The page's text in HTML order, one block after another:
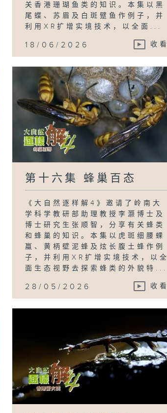
关香港珊瑚鱼类的知识。本集以黑
尾蝶、苏眉及白斑躄鱼作例子，并
利用XR扩增实境技术，以全面...
18/06/2026 收看
第十六集 蜂巢百态
《大自然逐样解4》邀请了岭南大
学科学教研部助理教授李灏博士及
博士研究生张顺智，分享有关蜂类
和蜂巢的知识。本集以虎斑细腰蜾
蠃、黄柄壁泥蜂及炫长腹土蜂作例
子，并利用XR扩增实境技术，以全
面生态视野去探索蜂类的外貌特...
28/05/2026 收看